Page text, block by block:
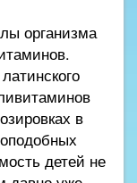
организма
в
детей не